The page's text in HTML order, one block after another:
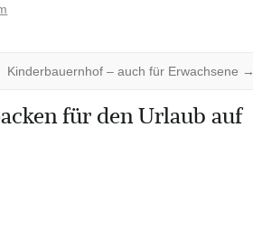
Kinderbauernhof – auch für Erwachsene →
für den Urlaub auf